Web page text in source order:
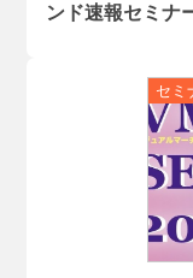
ンド速報セミナ